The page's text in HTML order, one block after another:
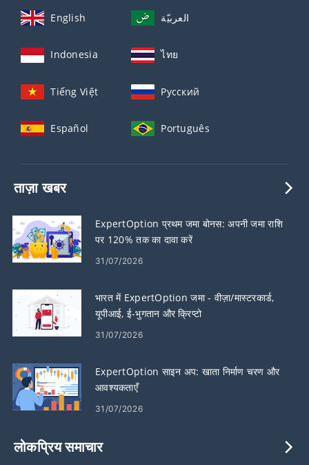
English العربيّة
Indonesia ไทย
Tiếng Việt Русский
Español Português
ताज़ा खबर
ExpertOption प्रथम जमा बोनस: अपनी जमा राशि
पर 120% तक का दावा करें
31/07/2026
भारत में ExpertOption जमा - वीज़ा/मास्टरकार्ड,
यूपीआई, ई-भुगतान और क्रिप्टो
31/07/2026
ExpertOption साइन अप: खाता निर्माण चरण और
आवश्यकताएँ
31/07/2026
लोकप्रिय समाचार